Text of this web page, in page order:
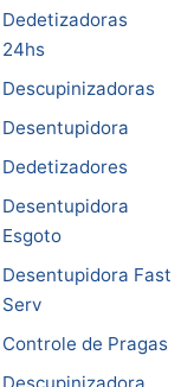
Dedetizadoras
24hs
Descupinizadoras
Desentupidora
Dedetizadores
Desentupidora
Esgoto
Desentupidora Fast
Serv
Controle de Pragas